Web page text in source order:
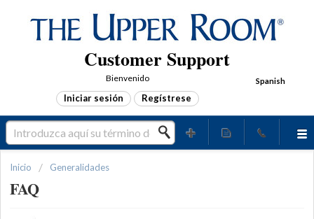
Customer Support
Spanish
Bienvenido
Iniciar sesión Regístrese
Inicio Generalidades
FAQ